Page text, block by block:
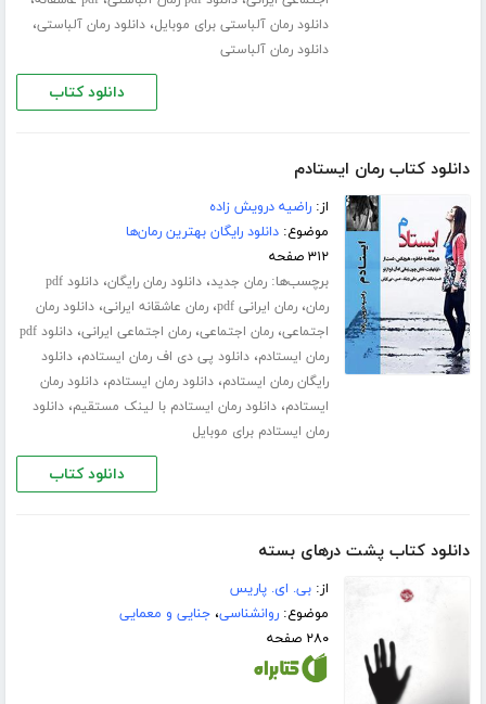
دانلود رمان آلباستی برای موبایل،دانلود رمان آلباستی،
دانلود رمان آلباستی
دانلود کتاب
دانلود کتاب رمان ایستادم
از:راضیه درویش زاده
موضوع:دانلود رایگان بهترین رمان‌ها
۳۱۲ صفحه
برچسب‌ها:رمان جدید،دانلود رمان رایگان،
دانلود pdf
رمان،رمان ایرانی pdf ،رمان عاشقانه ایرانی،دانلود رمان
اجتماعی،رمان اجتماعی،رمان اجتماعی ایرانی،
دانلود pdf
رمان ایستادم،دانلود پی دی اف رمان ایستادم،دانلود
رایگان رمان ایستادم،دانلود رمان ایستادم،دانلود رمان
ایستادم،دانلود رمان ایستادم با لینک مستقیم،دانلود
رمان ایستادم برای موبایل
دانلود کتاب
دانلود کتاب پشت درهای بسته
از:بی. ای. پاریس
موضوع:روانشناسی،جنایی و معمایی
۲۸۰ صفحه